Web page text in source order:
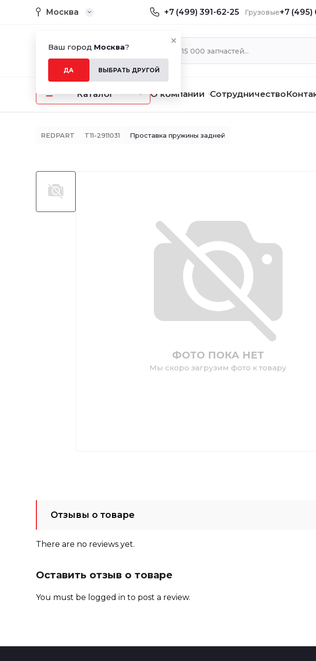
Ваш город Москва?
ДА ВЫБРАТЬ ДРУГОЙ
Москва +7 (499) 391-62-25 Грузовые+7 (495)
Каталог О компании Сотрудничество
REDPART T11-2911031 Проставка пружины задней
ФОТО ПОКА НЕТ
Мы скоро загрузим фото к товару
Отзывы о товаре
There are no reviews yet.
Оставить отзыв о товаре
You must be logged in to post a review.